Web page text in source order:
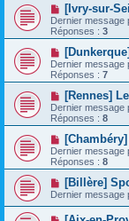
[Ivry-sur-
Dernier message
Réponses : 3
Dernier message
Réponses : 7
[Rennes]
Dernier message
Réponses : 8
Dernier message
Réponses : 8
[Billère]
Dernier message